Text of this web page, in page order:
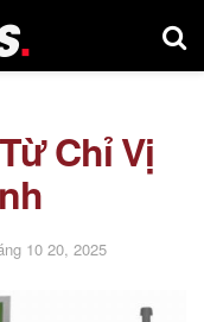
Chỉ Vị
10 20, 2025